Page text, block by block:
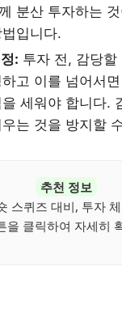
분산 투자하는
입니다.
: 투자 전, 감당할
고 이를 넘어서
세워야 합니다.
는 것을 방지할
추천 정보
스퀴즈 대비, 투자
을 클릭하여 자세히